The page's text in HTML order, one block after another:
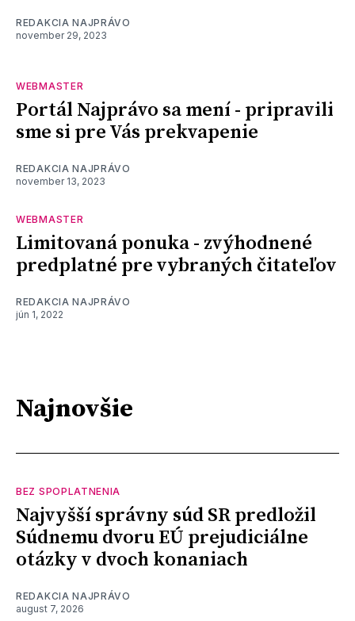
REDAKCIA NAJPRÁVO
november 29, 2023
WEBMASTER
Portál Najprávo sa mení - pripravili
sme si pre Vás prekvapenie
REDAKCIA NAJPRÁVO
november 13, 2023
WEBMASTER
Limitovaná ponuka - zvýhodnené
predplatné pre vybraných čitateľov
REDAKCIA NAJPRÁVO
jún 1, 2022
Najnovšie
BEZ SPOPLATNENIA
Najvyšší správny súd SR predložil
Súdnemu dvoru EÚ prejudiciálne
otázky v dvoch konaniach
REDAKCIA NAJPRÁVO
august 7, 2026